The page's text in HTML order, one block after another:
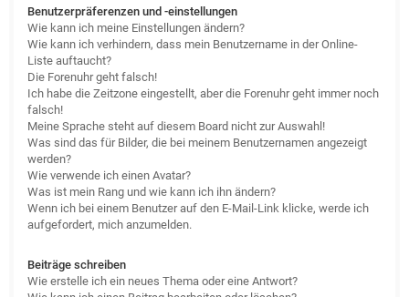
Benutzerpräferenzen und -einstellungen
Wie kann ich meine Einstellungen ändern?
Wie kann ich verhindern, dass mein Benutzername in der Online-
Liste auftaucht?
Die Forenuhr geht falsch!
Ich habe die Zeitzone eingestellt, aber die Forenuhr geht immer noch
falsch!
Meine Sprache steht auf diesem Board nicht zur Auswahl!
Was sind das für Bilder, die bei meinem Benutzernamen angezeigt
werden?
Wie verwende ich einen Avatar?
Was ist mein Rang und wie kann ich ihn ändern?
Wenn ich bei einem Benutzer auf den E-Mail-Link klicke, werde ich
aufgefordert, mich anzumelden.
Beiträge schreiben
Wie erstelle ich ein neues Thema oder eine Antwort?